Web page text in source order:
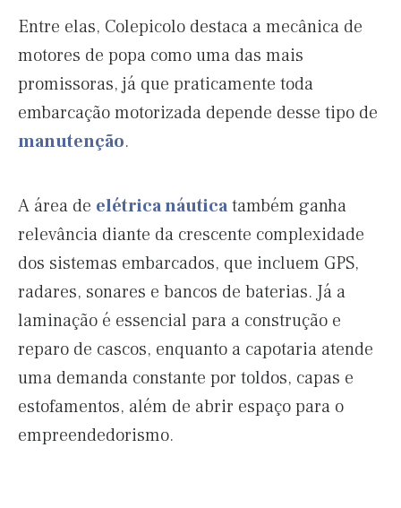
Entre elas, Colepicolo destaca a mecânica de
motores de popa como uma das mais
promissoras, já que praticamente toda
embarcação motorizada depende desse tipo de
manutenção.
A área de elétrica náuticatambém ganha
relevância diante da crescente complexidade
dos sistemas embarcados, que incluem GPS,
radares, sonares e bancos de baterias. Já a
laminação é essencial para a construção e
reparo de cascos, enquanto a capotaria atende
uma demanda constante por toldos, capas e
estofamentos, além de abrir espaço para o
empreendedorismo.